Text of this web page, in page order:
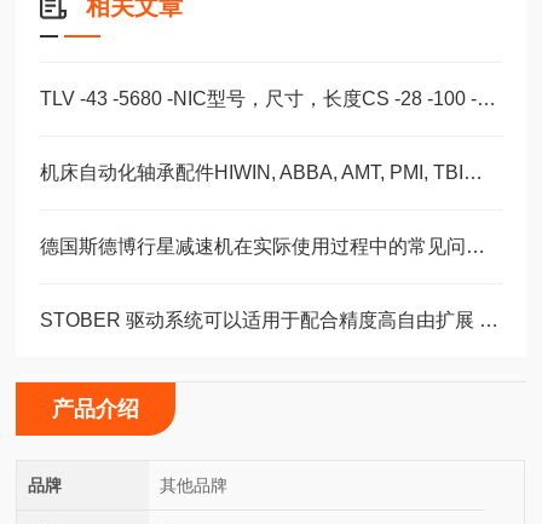
相关文章
TLV -43 -5680 -NIC型号，尺寸，长度CS -28 -100 -2RS -B -NIC 。
机床自动化轴承配件HIWIN, ABBA, AMT, PMI, TBI滑块导轨丝杠
德国斯德博行星减速机在实际使用过程中的常见问题相应解决方法分享
STOBER 驱动系统可以适用于配合精度高自由扩展 – 方案。 ‍
产品介绍
品牌 其他品牌